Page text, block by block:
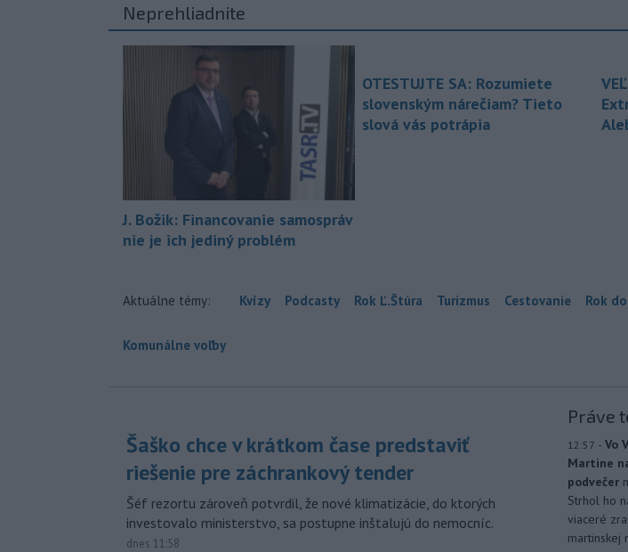
Neprehliadnite
J. Božik: Financovanie samospráv
nie je ich jediný problém
OTESTUJTE SA: Rozumiete
slovenským nárečiam? Tieto
slová vás potrápia
Aktuálne témy: Kvízy Podcasty Rok Ľ.Štúra Turizmus Cestovanie Rok
Komunálne voľby
Šaško chce v krátkom čase predstaviť
riešenie pre záchrankový tender
Šéf rezortu zároveň potvrdil, že nové klimatizácie, do ktorých
investovalo ministerstvo, sa postupne inštalujú do nemocníc.
dnes 11:58
Práve
12:57 - Vo
Martine
podvečer
Strhol ho
viaceré
martinskej